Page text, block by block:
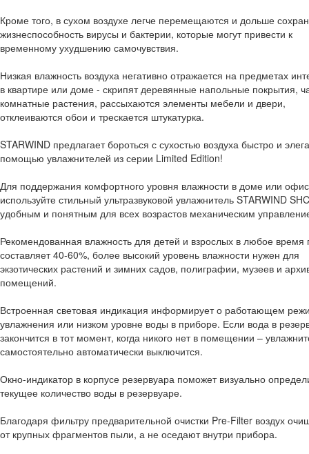
Кроме того, в сухом воздухе легче перемещаются и дольше
жизнеспособность вирусы и бактерии, которые могут привести к
временному ухудшению самочувствия.
Низкая влажность воздуха негативно отражается на предметах
в квартире или доме - скрипят деревянные напольные покрытия,
комнатные растения, рассыхаются элементы мебели и двери,
отклеиваются обои и трескается штукатурка.
STARWIND предлагает бороться с сухостью воздуха быстро и
помощью увлажнителей из серии Limited Edition!
Для поддержания комфортного уровня влажности в доме или
используйте стильный ультразвуковой увлажнитель STARWIND
удобным и понятным для всех возрастов механическим
Рекомендованная влажность для детей и взрослых в любое время
составляет 40-60%, более высокий уровень влажности нужен для
экзотических растений и зимних садов, полиграфии, музеев и
помещений.
Встроенная световая индикация информирует о работающем
увлажнения или низком уровне воды в приборе. Если вода в
закончится в тот момент, когда никого нет в помещении –
самостоятельно автоматически выключится.
Окно-индикатор в корпусе резервуара поможет визуально
текущее количество воды в резервуаре.
Благодаря фильтру предварительной очистки Pre-Filter воздух
от крупных фрагментов пыли, а не оседают внутри прибора.